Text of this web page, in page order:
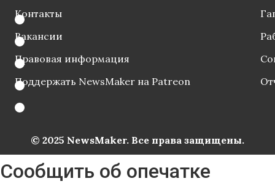
Контакты
Вакансии
Правовая информация
Поддержать NewsMaker на Patreon
© 2025 NewsMaker. Все права защищены.
Сообщить об опечатке